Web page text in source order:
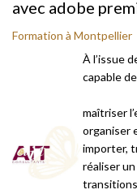
avec adobe
Formation à Montpellier
À l’issue
capable
maîtriser
organiser
importer,
réaliser